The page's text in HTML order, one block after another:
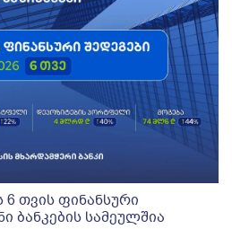
6 თვის ფინანსური
ბანკების სამეულშია